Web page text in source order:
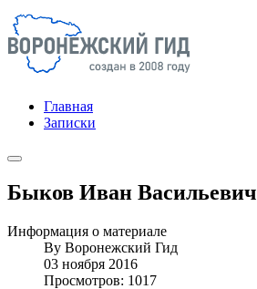
Главная
Записки
Быков Иван Васильевич
Информация о материале
By Воронежский Гид
03 ноября 2016
Просмотров: 1017